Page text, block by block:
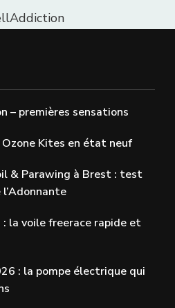
– premières sensations
Kites en état neuf
& Parawing à Brest : test
: la voile freerace rapide et
: la pompe électrique qui